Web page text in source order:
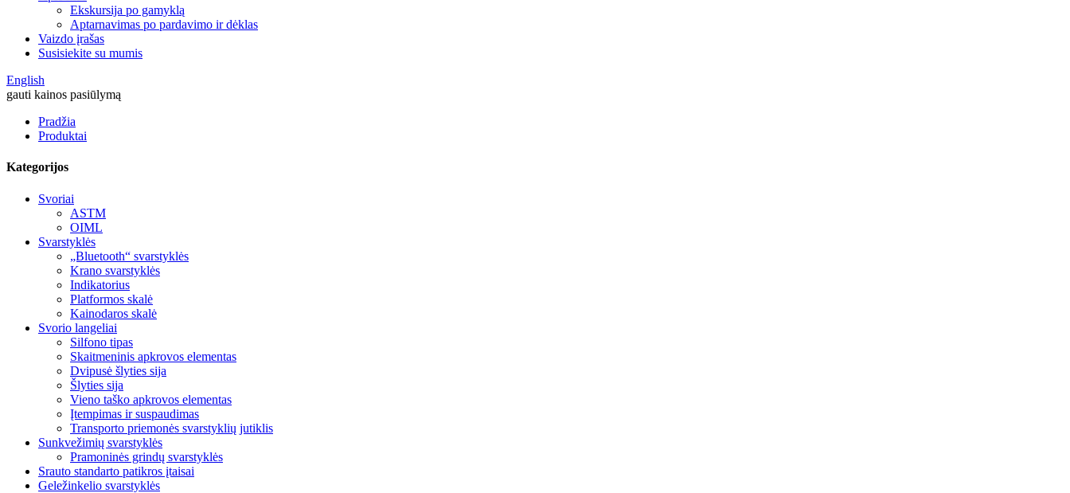
Ekskursija po gamyklą
Aptarnavimas po pardavimo ir dėklas
Vaizdo įrašas
Susisiekite su mumis
English
gauti kainos pasiūlymą
Pradžia
Produktai
Kategorijos
Svoriai
ASTM
OIML
Svarstyklės
„Bluetooth“ svarstyklės
Krano svarstyklės
Indikatorius
Platformos skalė
Kainodaros skalė
Svorio langeliai
Silfono tipas
Skaitmeninis apkrovos elementas
Dvipusė šlyties sija
Šlyties sija
Vieno taško apkrovos elementas
Įtempimas ir suspaudimas
Transporto priemonės svarstyklių jutiklis
Sunkvežimių svarstyklės
Pramoninės grindų svarstyklės
Srauto standarto patikros įtaisai
Geležinkelio svarstyklės